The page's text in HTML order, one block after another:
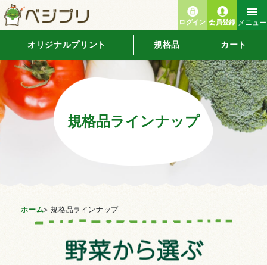
ログイン 会員登録 メニュー
オリジナルプリント 規格品 カート
規格品ラインナップ
ホーム> 規格品ラインナップ